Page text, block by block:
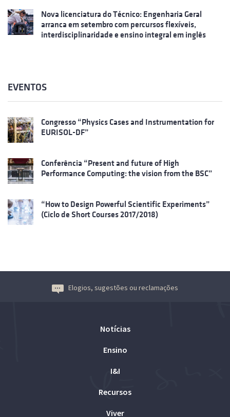
Nova licenciatura do Técnico: Engenharia Geral
arranca em setembro com percursos flexíveis,
interdisciplinaridade e ensino integral em inglês
EVENTOS
Congresso “Physics Cases and Instrumentation for
EURISOL-DF”
Conferência “Present and future of High
Performance Computing: the vision from the BSC”
“How to Design Powerful Scientific Experiments”
(Ciclo de Short Courses 2017/2018)
Elogios, sugestões ou reclamações
Notícias
Ensino
I&I
Recursos
Viver